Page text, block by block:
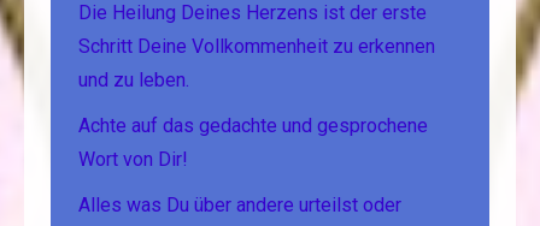
Die Heilung Deines Herzens ist der erste
Schritt Deine Vollkommenheit zu erkennen
und zu leben.
Achte auf das gedachte und gesprochene
Wort von Dir!
Alles was Du über andere urteilst oder